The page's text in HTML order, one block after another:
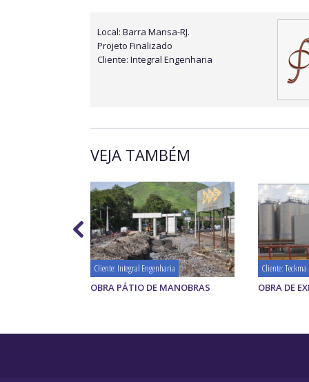
Local: Barra Mansa-RJ.
Projeto Finalizado
Cliente: Integral Engenharia
VEJA TAMBÉM
Cliente: Integral Engenharia
OBRA PÁTIO DE MANOBRAS
Cliente:
OBRA DE